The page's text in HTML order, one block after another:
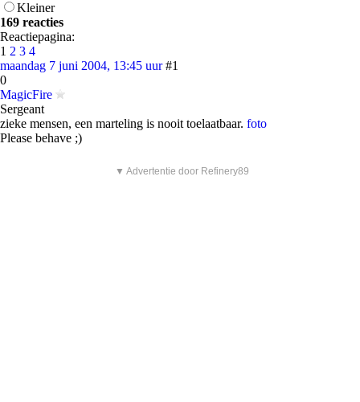
Kleiner
169 reacties
Reactiepagina:
1 2 3 4
maandag 7 juni 2004, 13:45 uur #1
0
MagicFire
Sergeant
zieke mensen, een marteling is nooit toelaatbaar. foto
Please behave ;)
▼ Advertentie door Refinery89